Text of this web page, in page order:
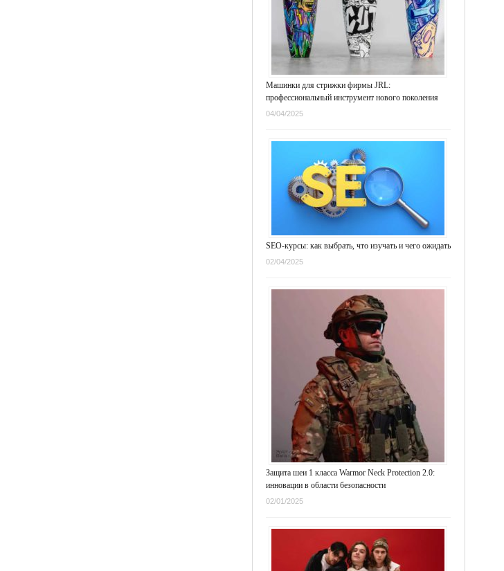
Машинки для стрижки фирмы JRL:
профессиональный инструмент нового поколения
04/04/2025
SEO-курсы: как выбрать, что изучать и чего ожидать
02/04/2025
Защита шеи 1 класса Warmor Neck Protection 2.0:
инновации в области безопасности
02/01/2025